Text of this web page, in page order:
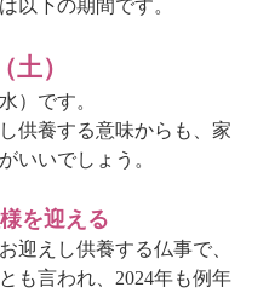
以下の期間です。
）
）です。
供養する意味からも、家
いいでしょう。
を迎える
迎えし供養する仏事で、
も言われ、2024年も例年